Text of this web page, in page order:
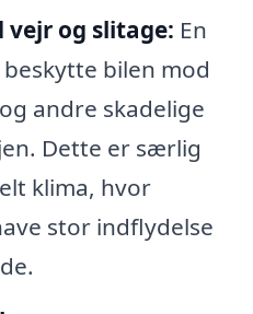
vejr og slitage: En
bilen mod
andre skadelige
Dette er særlig
klima, hvor
stor indflydelse